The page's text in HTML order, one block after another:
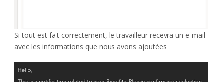
Si tout est fait correctement, le travailleur recevra un e-mail
avec les informations que nous avons ajoutées: